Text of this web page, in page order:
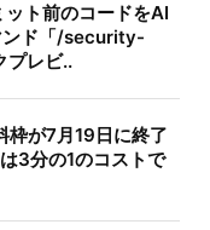
ト前のコードをAI
ンド「/security-
プレビ..
が7月19日に終了
3分の1のコストで